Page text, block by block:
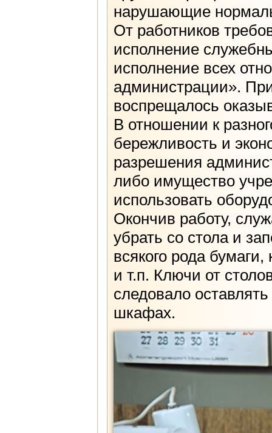
нарушающие
От работников
исполнение
исполнение всех
администрации».
воспрещалось
В отношении к
бережливость и
разрешения
либо имущество
использовать
Окончив работу,
убрать со стола и
всякого рода
и т.п. Ключи от
следовало
шкафах.